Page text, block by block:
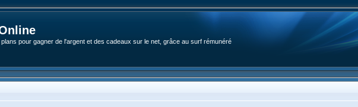
pour gagner de l'argent et des cadeaux sur le net, grâce au surf rémunéré